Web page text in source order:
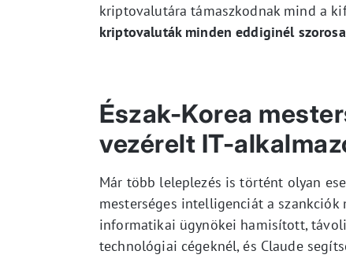
kriptovalutára támaszkodnak mind a
kriptovaluták minden eddiginél
Észak-Korea
vezérelt IT-
Már több leleplezés is történt olyan
mesterséges intelligenciát a
informatikai ügynökei hamisított,
technológiai cégeknél, és Claude